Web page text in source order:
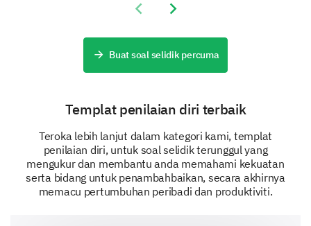
Other (Please specify)
Previous slide
Next slide
Buat soal selidik percuma
Templat penilaian diri terbaik
Teroka lebih lanjut dalam kategori kami, templat
penilaian diri, untuk soal selidik terunggul yang
mengukur dan membantu anda memahami kekuatan
serta bidang untuk penambahbaikan, secara akhirnya
memacu pertumbuhan peribadi dan produktiviti.